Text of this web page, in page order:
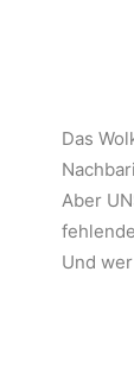
Das
Aber
Und